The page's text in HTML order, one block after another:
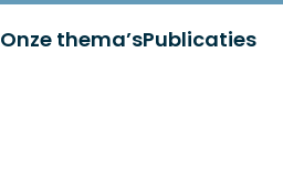
Onze thema’sPublicaties